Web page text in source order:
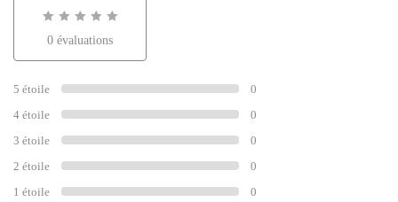
sur
0 évaluations
5 étoile
0
4 étoile
0
3 étoile
0
2 étoile
0
1 étoile
0